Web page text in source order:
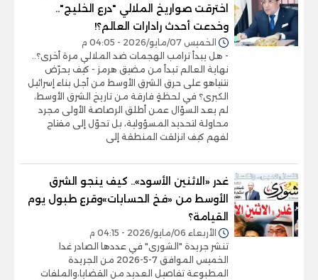
اخترقت صواريخ الملالي "درع الخليج"..
وخدعت أحدث رادارات العالم؟!
الخميس 07/مايو/2026 - 04:05 م
- هل يبدأ ترامب الهجمات ضد الملالي مرة أخرى؟..
نهاية العالم تبدأ من مضيق هرمز - كيف يحرّض
نتنياهو على حرق الشرق الأوسط من أجل بناء إسرائيل
الكبرى؟ في لحظةٍ فارقة من تاريخ الشرق الأوسط،
لم يعد السؤال عمن أطلق الرصاصة الأولى مجرد
محاولة لتحديد المسؤولية، بل تحوّل إلى مفتاح
لفهم كيف انزلقت المنطقة إلى
غدر «الاثنين الأسود».. كيف ينجو الشرق
الأوسط من «فخ الحسابات»وقرع طبول يوم
القيامة؟
الأربعاء 06/مايو/2026 - 04:15 م
تنشر جريدة "الشورى" في عددها الصادر غدا
الخميس الموافق 7-5-2026 من الجريدة
المطبوعة تفاصيل العديد من القضايا،والملفات